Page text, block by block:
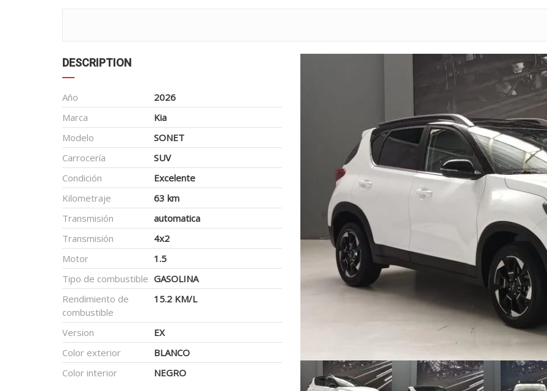
DESCRIPTION
Año
2026
Marca
Kia
Modelo
SONET
Carrocería
SUV
Condición
Excelente
Kilometraje
63 km
Transmisión
automatica
Transmisión
4x2
Motor
1.5
Tipo de combustible GASOLINA
Rendimiento de
combustible
15.2 KM/L
Version
EX
Color exterior
BLANCO
Color interior
NEGRO